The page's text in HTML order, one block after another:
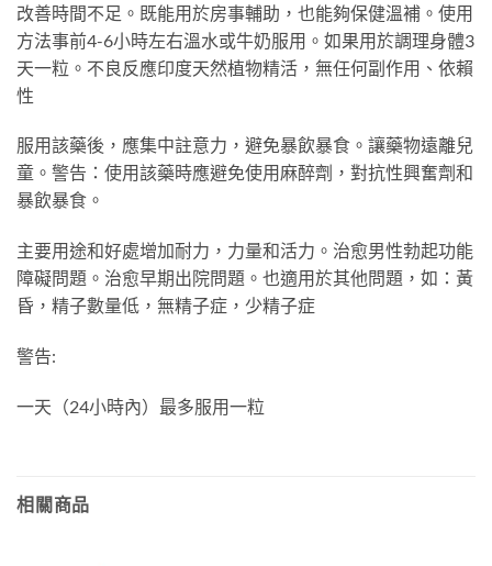
改善時間不足。既能用於房事輔助，也能夠保健溫補。使用
方法事前4-6小時左右溫水或牛奶服用。如果用於調理身體3
天一粒。不良反應印度天然植物精活，無任何副作用、依賴
性
服用該藥後，應集中註意力，避免暴飲暴食。讓藥物遠離兒
童。警告：使用該藥時應避免使用麻醉劑，對抗性興奮劑和
暴飲暴食。
主要用途和好處增加耐力，力量和活力。治愈男性勃起功能
障礙問題。治愈早期出院問題。也適用於其他問題，如：黃
昏，精子數量低，無精子症，少精子症
警告:
一天（24小時內）最多服用一粒
相關商品